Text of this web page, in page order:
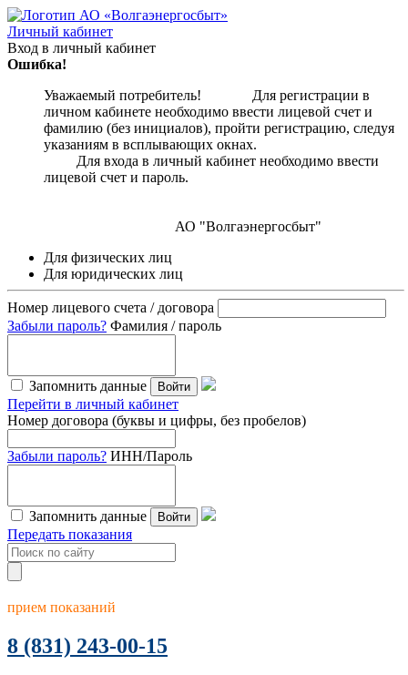
Личный кабинет
Вход в личный кабинет
Ошибка!
Уважаемый потребитель! Для регистрации в
личном кабинете необходимо ввести лицевой счет и
фамилию (без инициалов), пройти регистрацию, следуя
указаниям в всплывающих окнах.
Для входа в личный кабинет необходимо ввести
лицевой счет и пароль.
АО "Волгаэнергосбыт"
Для физических лиц
Для юридических лиц
Номер лицевого счета / договора
Забыли пароль? Фамилия / пароль
Запомнить данные Войти
Перейти в личный кабинет
Номер договора (буквы и цифры, без пробелов)
Забыли пароль? ИНН/Пароль
Запомнить данные Войти
Передать показания
прием показаний
8 (831) 243-00-15